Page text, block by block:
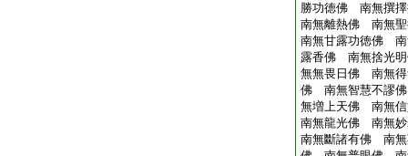
勝功徳佛 南無撰
南無離熱佛 南無
南無甘露功徳佛
露香佛 南無捨光
無無畏日佛 南無
佛 南無智慧不謬
無増上天佛 南無
南無龍光佛 南無
南無斷諸有佛 南